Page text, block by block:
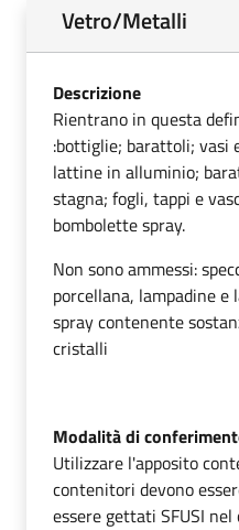
Vetro/Metalli
Descrizione
Rientrano in questa
:bottiglie; barattoli;
lattine in alluminio;
stagna; fogli, tappi e
bombolette spray.
Non sono ammessi:
porcellana, lampadine
spray contenente
cristalli
Modalità di
Utilizzare l'apposito
contenitori devono
essere gettati SFUSI